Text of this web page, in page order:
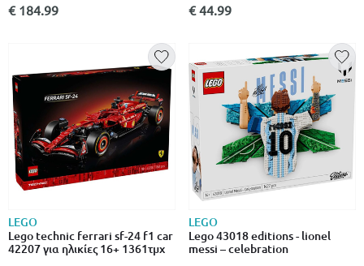
€ 184.99 € 44.99
LEGO
Lego technic ferrari sf-24 f1 car
42207 για ηλικίες 16+ 1361τμχ
LEGO
Lego 43018 editions - lionel
messi – celebration